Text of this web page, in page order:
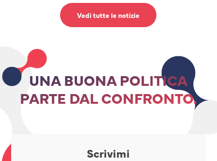
Vedi tutte le notizie
UNA BUONA POLITICA
PARTE DAL CONFRONTO.
Scrivimi